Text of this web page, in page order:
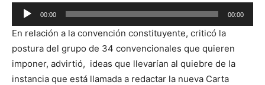
Reproductor
de
audio
00:00 00:00
En relación a la convención constituyente, criticó la
postura del grupo de 34 convencionales que quieren
imponer, advirtió, ideas que llevarían al quiebre de la
instancia que está llamada a redactar la nueva Carta